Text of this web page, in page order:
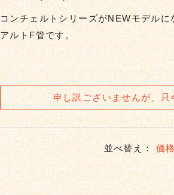
コンチェルトシリーズがNEWモデル
アルトF管です。
申し訳ございませんが、
並べ替え：価